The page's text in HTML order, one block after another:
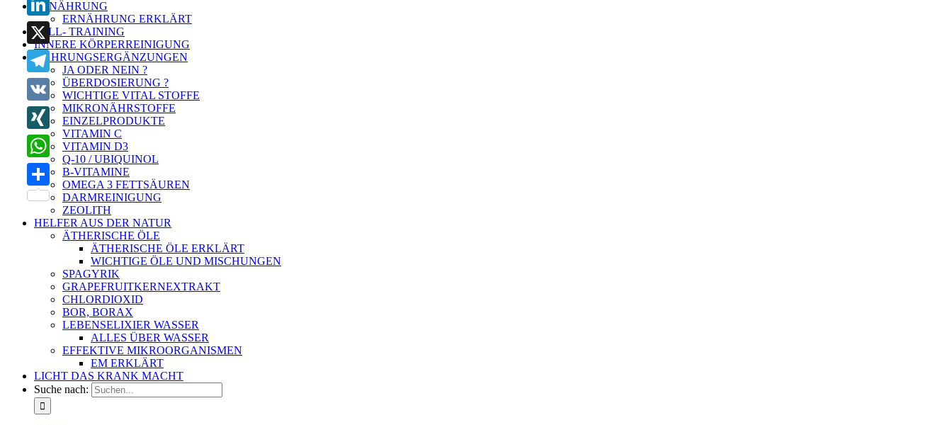
ERNÄHRUNG
ERNÄHRUNG ERKLÄRT
ZELL- TRAINING
INNERE KÖRPERREINIGUNG
NAHRUNGSERGÄNZUNGEN
JA ODER NEIN ?
ÜBERDOSIERUNG ?
WICHTIGE VITAL STOFFE
MIKRONÄHRSTOFFE
EINZELPRODUKTE
VITAMIN C
VITAMIN D3
Q-10 / UBIQUINOL
B-VITAMINE
OMEGA 3 FETTSÄUREN
DARMREINIGUNG
ZEOLITH
HELFER AUS DER NATUR
ÄTHERISCHE ÖLE
ÄTHERISCHE ÖLE ERKLÄRT
WICHTIGE ÖLE UND MISCHUNGEN
SPAGYRIK
GRAPEFRUITKERNEXTRAKT
CHLORDIOXID
BOR, BORAX
LEBENSELIXIER WASSER
ALLES ÜBER WASSER
EFFEKTIVE MIKROORGANISMEN
EM ERKLÄRT
LICHT DAS KRANK MACHT
Suche nach:
LinkedIn
X
Telegram
VK
XING
WhatsApp
Teilen